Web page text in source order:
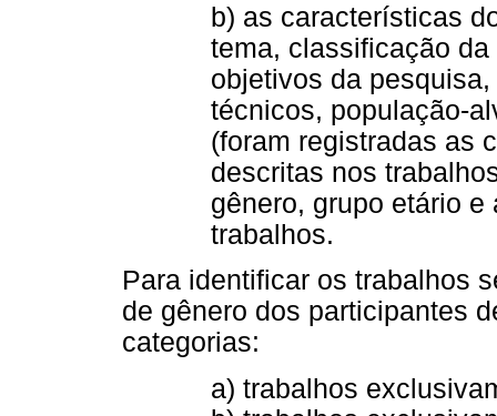
b) as características
tema, classificação
objetivos da
técnicos, população-
(foram registradas as
descritas nos
gênero, grupo etário
trabalhos.
Para identificar os trabalhos
de gênero dos participantes
categorias:
a) trabalhos